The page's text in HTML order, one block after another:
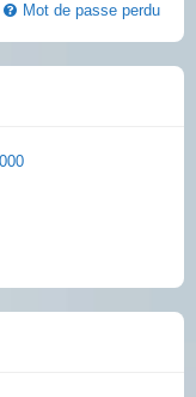
Mot de passe perdu